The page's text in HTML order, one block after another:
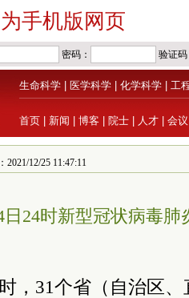
手机版网页
生命科学 医学科学 化学科学 工
首页 新闻 博客 院士 人才 会议
2021/12/25 11:47:11
日24时新型冠状病毒
，31个省（自治区